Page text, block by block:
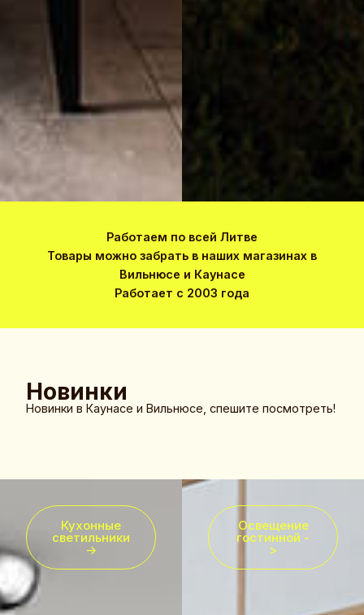
Работаем по всей Литве
Товары можно забрать в наших магазинах в
Вильнюсе и Каунасе
Работает с 2003 года
Новинки
Новинки в Каунасе и Вильнюсе, спешите посмотреть!
Кухонные
светильники
->
Освещение
гостинной -
>